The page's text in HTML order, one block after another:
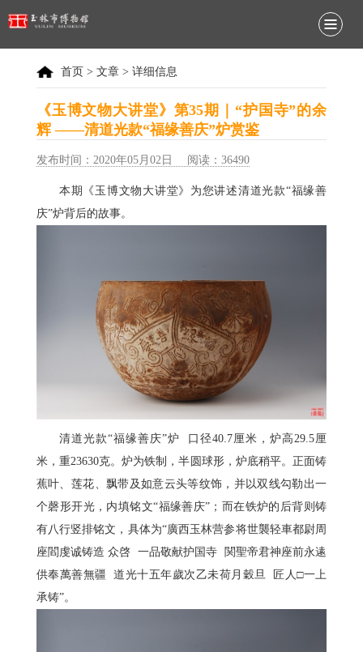
首页 > 文章> 详细信息
《玉博文物大讲堂》第35期｜“护国寺”的余
辉 ——清道光款“福缘善庆”炉赏鉴
发布时间：2020年05月02日 阅读：36490
本期《玉博文物大讲堂》为您讲述清道光款“福缘善
庆”炉背后的故事。
清道光款“福缘善庆”炉 口径40.7厘米，炉高29.5厘
米，重23630克。炉为铁制，半圆球形，炉底稍平。正面铸
蕉叶、莲花、飘带及如意云头等纹饰，并以双线勾勒出一
个磬形开光，内填铭文“福缘善庆”；而在铁炉的后背则铸
有八行竖排铭文，具体为“廣西玉林营参将世襲轻車都尉周
座閻虔诚铸造 众啓 一品敬献护国寺 関聖帝君神座前永逺
供奉萬善無疆 道光十五年歲次乙未荷月穀旦 匠人□一上
承铸”。